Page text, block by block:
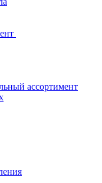
ассортимент